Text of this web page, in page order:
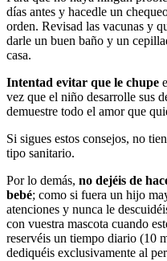
días antes y hacedle un
orden. Revisad las vacunas y
darle un buen baño y un
casa.
Intentad evitar que le chupe
vez que el niño desarrolle sus
demuestre todo el amor que
Si sigues estos consejos, no
tipo sanitario.
Por lo demás, no dejéis de
bebé; como si fuera un hijo
atenciones y nunca le
con vuestra mascota cuando
reservéis un tiempo diario (10
dediquéis exclusivamente al